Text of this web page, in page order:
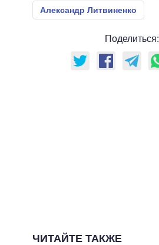
Александр Литвиненко
Поделиться:
ЧИТАЙТЕ ТАКЖЕ